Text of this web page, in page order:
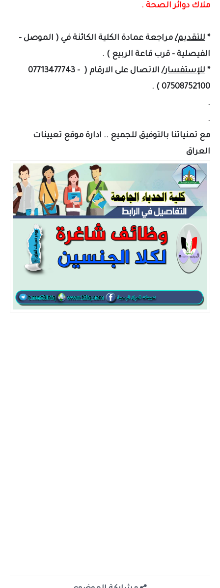
ملاك دوائر الصحة .
* للتقديم/مراجعة عمادة الكلية الكائنة في ( الموصل -
الفيصلية - قرب قاعة الربيع ) .
* للإستفسار/
الاتصال على الارقام ( ‭07713477743 - ‬
‭07508752100‬ ) .
.
.
مع تمنياتنا بالتوفيق للجميع .. ادارة موقع تعيينات
العراق